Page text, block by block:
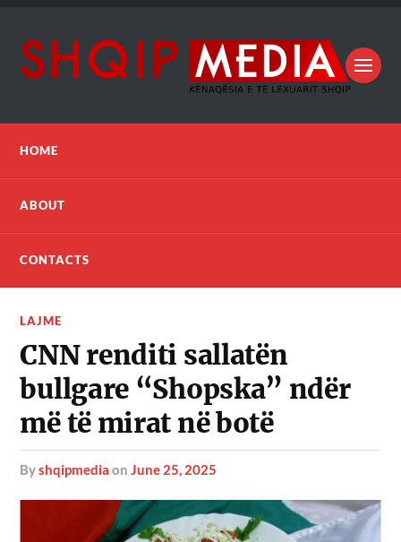
HOME
ABOUT
CONTACTS
LAJME
CNN renditi sallatën
bullgare “Shopska” ndër
më të mirat në botë
byshqipmedia onJune 25, 2025